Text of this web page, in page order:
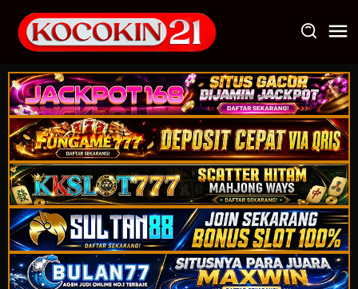
konten